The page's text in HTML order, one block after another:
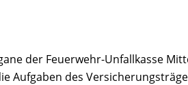
der Feuerwehr-Unfallkasse
Aufgaben des